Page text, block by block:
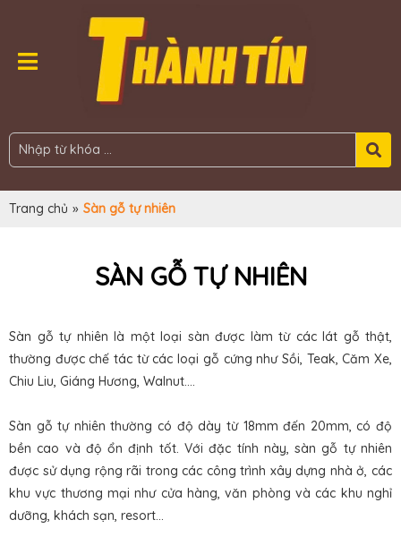
Trang chủ » Sàn gỗ tự nhiên
SÀN GỖ TỰ NHIÊN
Sàn gỗ tự nhiên là một loại sàn được làm từ các lát gỗ thật,
thường được chế tác từ các loại gỗ cứng như Sồi, Teak, Căm Xe,
Chiu Liu, Giáng Hương, Walnut....
Sàn gỗ tự nhiên thường có độ dày từ 18mm đến 20mm, có độ
bền cao và độ ổn định tốt. Với đặc tính này, sàn gỗ tự nhiên
được sử dụng rộng rãi trong các công trình xây dựng nhà ở, các
khu vực thương mại như cửa hàng, văn phòng và các khu nghỉ
dưỡng, khách sạn, resort...